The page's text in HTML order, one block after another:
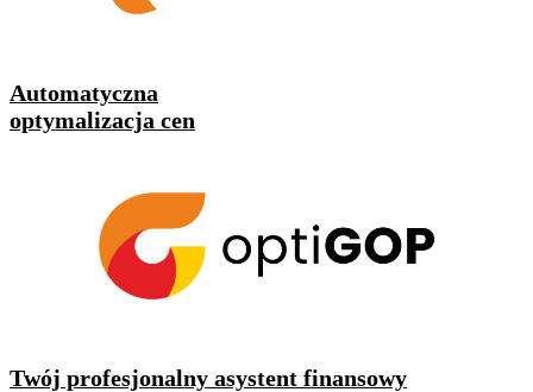
Automatyczna
optymalizacja cen
Twój profesjonalny asystent finansowy